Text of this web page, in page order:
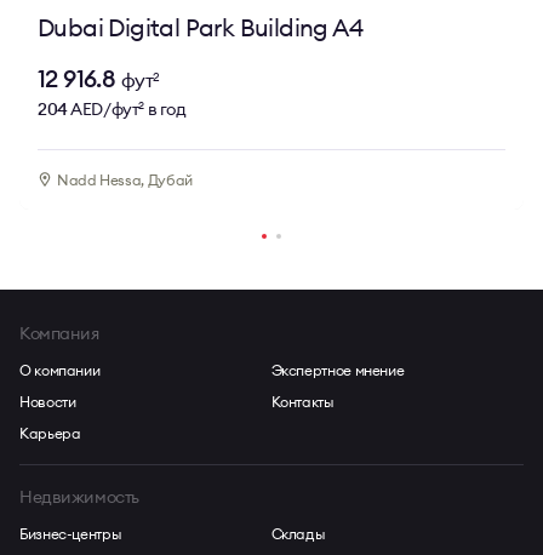
через кнопку «Записаться на просмотр». Мы
оперативно свяжемся с вами.
Dubai Digital Park Building A4
12 916.8 фут2
204AED/фут2 в год
Nadd Hessa, Дубай
Компания
О компании
Новости
Карьера
Экспертное мнение
Контакты
Недвижимость
Бизнес-центры
Склады